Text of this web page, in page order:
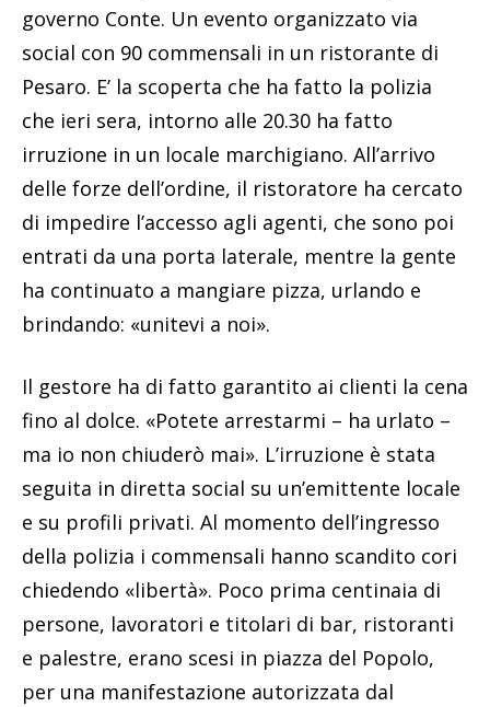
governo Conte. Un evento organizzato via
social con 90 commensali in un ristorante di
Pesaro. E’ la scoperta che ha fatto la polizia
che ieri sera, intorno alle 20.30 ha fatto
irruzione in un locale marchigiano. All’arrivo
delle forze dell’ordine, il ristoratore ha cercato
di impedire l’accesso agli agenti, che sono poi
entrati da una porta laterale, mentre la gente
ha continuato a mangiare pizza, urlando e
brindando: «unitevi a noi».
Il gestore ha di fatto garantito ai clienti la cena
fino al dolce. «Potete arrestarmi – ha urlato –
ma io non chiuderò mai». L’irruzione è stata
seguita in diretta social su un’emittente locale
e su profili privati. Al momento dell’ingresso
della polizia i commensali hanno scandito cori
chiedendo «libertà». Poco prima centinaia di
persone, lavoratori e titolari di bar, ristoranti
e palestre, erano scesi in piazza del Popolo,
per una manifestazione autorizzata dal